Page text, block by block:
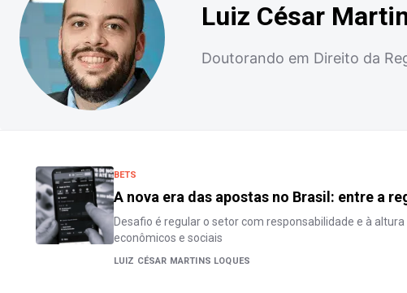
Luiz César
Doutorando em Direito da
BETS
A nova era das apostas no Brasil: entre a
Desafio é regular o setor com responsabilidade e à
econômicos e sociais
LUIZ CÉSAR MARTINS LOQUES